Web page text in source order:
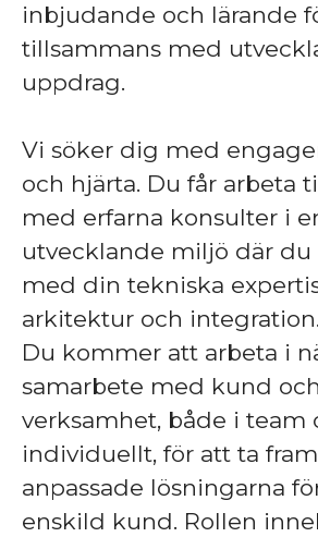
inbjudande och lärande
tillsammans med
uppdrag.
Vi söker dig med
och hjärta. Du får arbeta
med erfarna konsulter i
utvecklande miljö där du
med din tekniska
arkitektur och integration.
Du kommer att arbeta i
samarbete med kund och
verksamhet, både i team
individuellt, för att ta
anpassade lösningarna
enskild kund. Rollen